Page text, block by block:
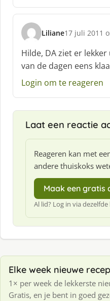
f
Liliane
s
c
h
r
e
:
17 juli 2011
Hilde, DA ziet er lekker
van de dagen eens
Login om te reageren
Laat een reactie
Reageren kan met
andere thuiskoks
Maak een gratis
Al lid? Log in via
Elke week nieuwe
1× per week de lekkerste
Gratis, en je bent in goed